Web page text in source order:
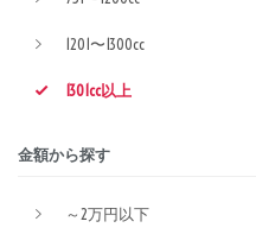
1201〜1300cc
1301cc以上
金額から探す
～2万円以下